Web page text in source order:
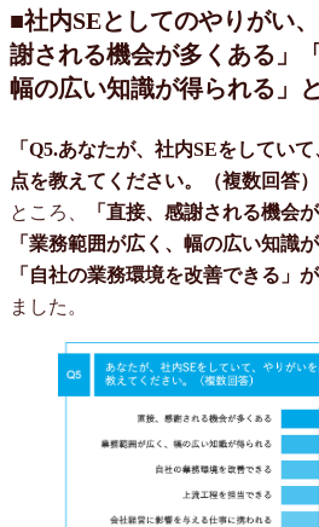
■社内SEとしてのやりがい
謝される機会が多くある」
幅の広い知識が得られる」
「Q5.あなたが、社内SEをしてい
点を教えてください。（複数回答）
ところ、
「直接、感謝される機会
「業務範囲が広く、幅の広い知識
「自社の業務環境を改善できる」
ました。